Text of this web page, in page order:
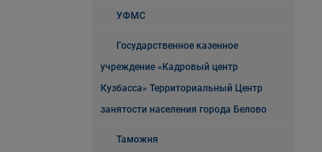
УФМС
Государственное казенное
учреждение «Кадровый центр
Кузбасса» Территориальный Центр
занятости населения города Белово
Таможня